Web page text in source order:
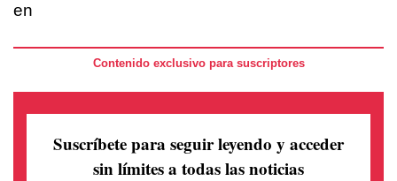
en
Contenido exclusivo para suscriptores
Suscríbete para seguir leyendo y acceder
sin límites a todas las noticias